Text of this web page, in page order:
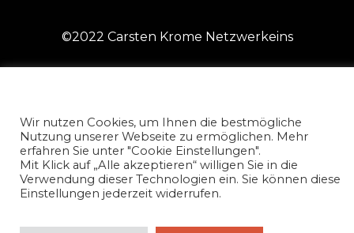
©2022 Carsten Krome Netzwerkeins
Wir nutzen Cookies, um Ihnen die bestmögliche
Nutzung unserer Webseite zu ermöglichen. Mehr
erfahren Sie unter "Cookie Einstellungen".
Mit Klick auf „Alle akzeptieren“ willigen Sie in die
Verwendung dieser Technologien ein. Sie können diese
Einstellungen jederzeit widerrufen.